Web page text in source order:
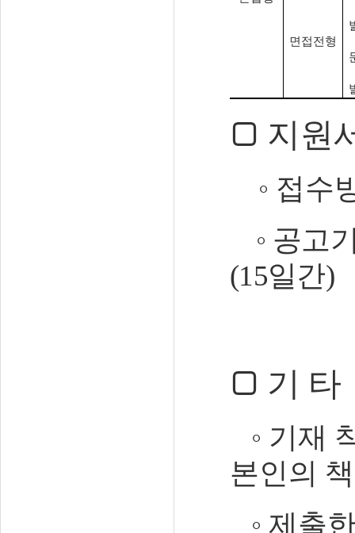
면접전형
□ 지원
◦ 접수
◦ 공고
(15일간)
□ 기 타
◦ 기재
본인의
◦ 제출